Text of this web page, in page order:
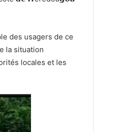
des usagers de ce
la situation
locales et les